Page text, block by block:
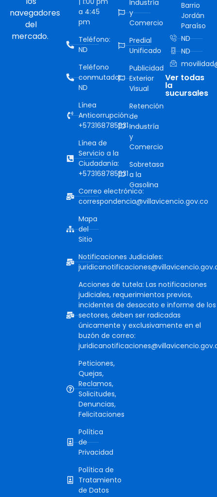
navegadores
del
mercado.
a 4:45
pm
Teléfono:
ND
Teléfono
conmutador:
ND
Línea
Anticorrupción:
+573168785931
Línea de
Servicio a la
Ciudadanía:
+573168785931
Correo electrónico:
correspondencia@villavicencio.gov.co
Mapa
del
Sitio
Notificaciones Judiciales:
Acciones de tutela: Las notificaciones
judiciales, requerimientos previos,
incidentes de desacato e informe de los
sectores, deben ser radicadas
únicamente y exclusivamente en el
buzón de correo:
Peticiones,
Quejas,
Reclamos,
Solicitudes,
Denuncias,
Felicitaciones
Política
de
Privacidad
Política de
Tratamiento
de Datos
Industría
y
Comercio
Predial
Unificado
Publicidad
Exterior
Visual
Retención
de
Industría
y
Comercio
Sobretasa
a la
Gasolina
Barrio
Jordán
Paraíso
ND
ND
Ver todas
la
sucursales